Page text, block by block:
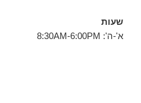
שעות
א'-ה': 8:30AM-6:00PM